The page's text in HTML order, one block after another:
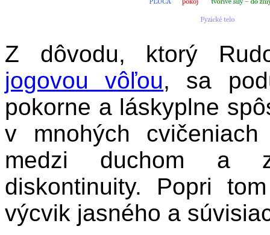
Z dôvodu, ktorý
jogovou vôľou, sa
pokorne a láskyplne
v mnohých
medzi duchom a
diskontinuity. Popri
výcvik jasného a